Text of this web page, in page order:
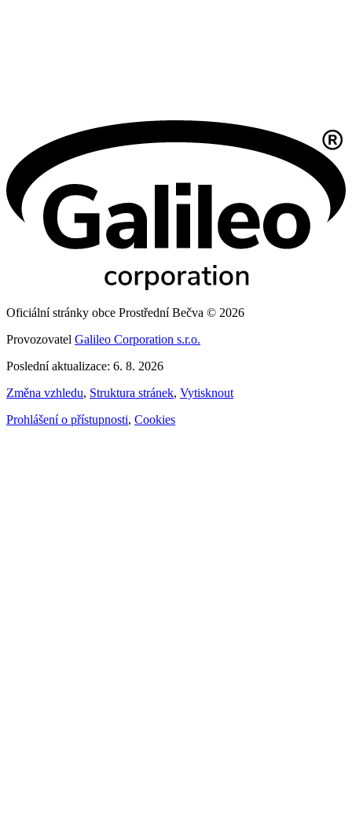
Oficiální stránky obce Prostřední Bečva © 2026
Provozovatel Galileo Corporation s.r.o.
Poslední aktualizace: 6. 8. 2026
Změna vzhledu, Struktura stránek, Vytisknout
Prohlášení o přístupnosti, Cookies